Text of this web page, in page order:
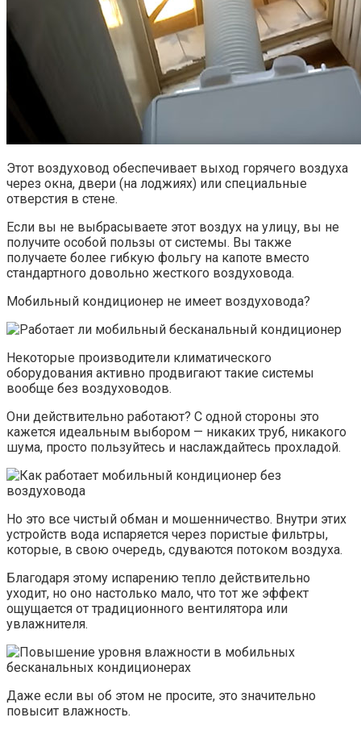
Этот воздуховод обеспечивает выход горячего воздуха
через окна, двери (на лоджиях) или специальные
отверстия в стене.
Если вы не выбрасываете этот воздух на улицу, вы не
получите особой пользы от системы. Вы также
получаете более гибкую фольгу на капоте вместо
стандартного довольно жесткого воздуховода.
Мобильный кондиционер не имеет воздуховода?
Некоторые производители климатического
оборудования активно продвигают такие системы
вообще без воздуховодов.
Они действительно работают? С одной стороны это
кажется идеальным выбором — никаких труб, никакого
шума, просто пользуйтесь и наслаждайтесь прохладой.
Но это все чистый обман и мошенничество. Внутри этих
устройств вода испаряется через пористые фильтры,
которые, в свою очередь, сдуваются потоком воздуха.
Благодаря этому испарению тепло действительно
уходит, но оно настолько мало, что тот же эффект
ощущается от традиционного вентилятора или
увлажнителя.
Даже если вы об этом не просите, это значительно
повысит влажность.